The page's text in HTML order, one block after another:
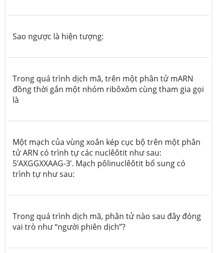
Sao ngược là hiện tượng:
Trong quá trình dịch mã, trên một phân tử mARN
đồng thời gắn một nhóm ribôxôm cùng tham gia gọi
là
Một mạch của vùng xoắn kép cục bộ trên một phân
tử ARN có trình tự các nuclêôtit như sau:
5’AXGGXXAAG-3’. Mạch pôlinuclêôtit bổ sung có
trình tự như sau:
Trong quá trình dịch mã, phân tử nào sau đây đóng
vai trò như “người phiên dịch”?